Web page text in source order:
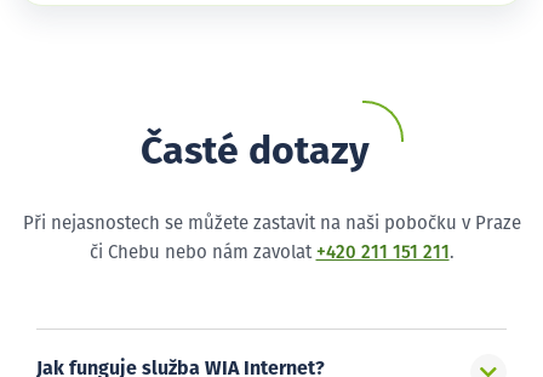
Časté dotazy
Při nejasnostech se můžete zastavit na naši pobočku v Praze
či Chebu nebo nám zavolat +420 211 151 211 .
Jak funguje služba WIA Internet?